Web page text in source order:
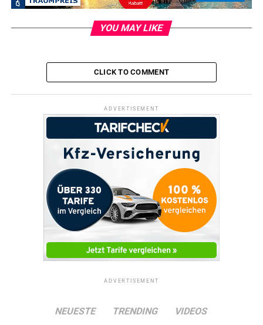
Feierabendmarkt eröffnet
Eröffnungsparty
YOU MAY LIKE
CLICK TO COMMENT
ADVERTISEMENT
ADVERTISEMENT
NEUESTE TRENDING VIDEOS